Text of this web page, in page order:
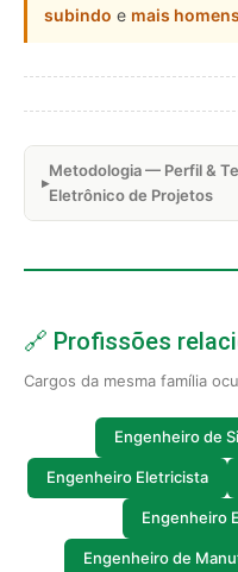
subindo e mais homens
Metodologia — Perfil &
Eletrônico de Projetos
🔗 Profissões
Cargos da mesma família
Engenheiro de
Engenheiro Eletricista
Engenheiro
Engenheiro de